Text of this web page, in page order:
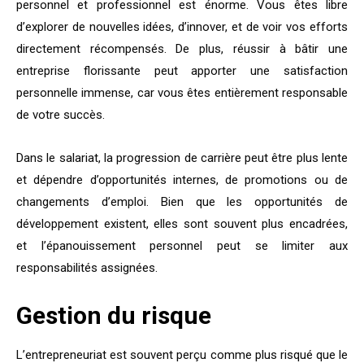
personnel et professionnel est énorme. Vous êtes libre
d’explorer de nouvelles idées, d’innover, et de voir vos efforts
directement récompensés. De plus, réussir à bâtir une
entreprise florissante peut apporter une satisfaction
personnelle immense, car vous êtes entièrement responsable
de votre succès.
Dans le salariat, la progression de carrière peut être plus lente
et dépendre d’opportunités internes, de promotions ou de
changements d’emploi. Bien que les opportunités de
développement existent, elles sont souvent plus encadrées,
et l’épanouissement personnel peut se limiter aux
responsabilités assignées.
Gestion du risque
L’entrepreneuriat est souvent perçu comme plus risqué que le